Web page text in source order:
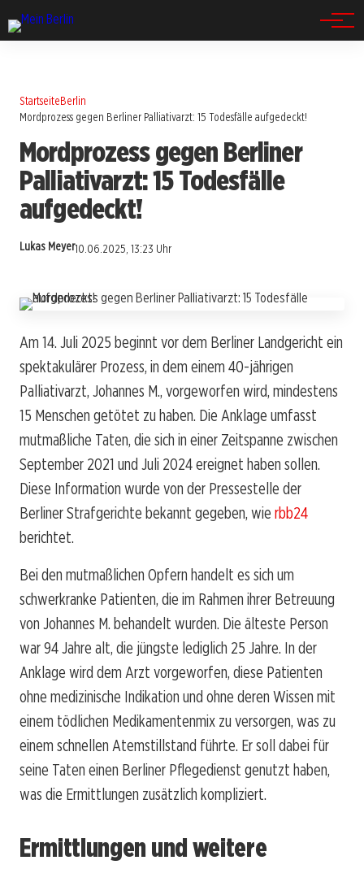
StartseiteBerlin
Mordprozess gegen Berliner Palliativarzt: 15 Todesfälle aufgedeckt!
Mordprozess gegen Berliner
Palliativarzt: 15 Todesfälle
aufgedeckt!
Lukas Meyer10.06.2025, 13:23 Uhr
Am 14. Juli 2025 beginnt vor dem Berliner Landgericht ein
spektakulärer Prozess, in dem einem 40-jährigen
Palliativarzt, Johannes M., vorgeworfen wird, mindestens
15 Menschen getötet zu haben. Die Anklage umfasst
mutmaßliche Taten, die sich in einer Zeitspanne zwischen
September 2021 und Juli 2024 ereignet haben sollen.
Diese Information wurde von der Pressestelle der
Berliner Strafgerichte bekannt gegeben, wie rbb24
berichtet.
Bei den mutmaßlichen Opfern handelt es sich um
schwerkranke Patienten, die im Rahmen ihrer Betreuung
von Johannes M. behandelt wurden. Die älteste Person
war 94 Jahre alt, die jüngste lediglich 25 Jahre. In der
Anklage wird dem Arzt vorgeworfen, diese Patienten
ohne medizinische Indikation und ohne deren Wissen mit
einem tödlichen Medikamentenmix zu versorgen, was zu
einem schnellen Atemstillstand führte. Er soll dabei für
seine Taten einen Berliner Pflegedienst genutzt haben,
was die Ermittlungen zusätzlich kompliziert.
Ermittlungen und weitere